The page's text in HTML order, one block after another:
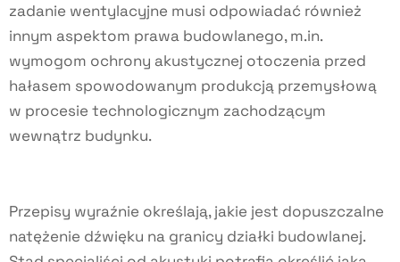
zadanie wentylacyjne musi odpowiadać również
innym aspektom prawa budowlanego, m.in.
wymogom ochrony akustycznej otoczenia przed
hałasem spowodowanym produkcją przemysłową
w procesie technologicznym zachodzącym
wewnątrz budynku.
Przepisy wyraźnie określają, jakie jest dopuszczalne
natężenie dźwięku na granicy działki budowlanej.